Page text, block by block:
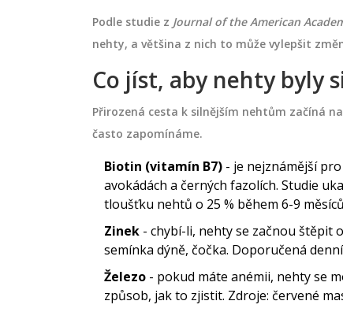
Podle studie z Journal of the American
nehty, a většina z nich to může vylepšit
Co jíst, aby nehty byly
Přirozená cesta k silnějším nehtům začíná
často zapomínáme.
Biotin (vitamín B7) - je nejznámější
avokádách a černých fazolích. Studie
tloušťku nehtů o 25 % během 6-9
Zinek - chybí-li, nehty se začnou štěpit
semínka dýně, čočka. Doporučená
Železo - pokud máte anémii, nehty se
způsob, jak to zjistit. Zdroje: červené
ZDRAVÍ